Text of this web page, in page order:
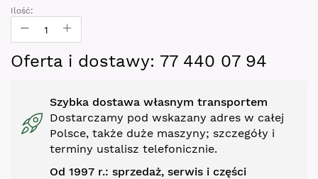
gallery
Ilość:
Oferta i dostawy: 77 440 07 94
Szybka dostawa własnym transportem
Dostarczamy pod wskazany adres w całej
Polsce, także duże maszyny; szczegóły i
terminy ustalisz telefonicznie.
Od 1997 r.: sprzedaż, serwis i części